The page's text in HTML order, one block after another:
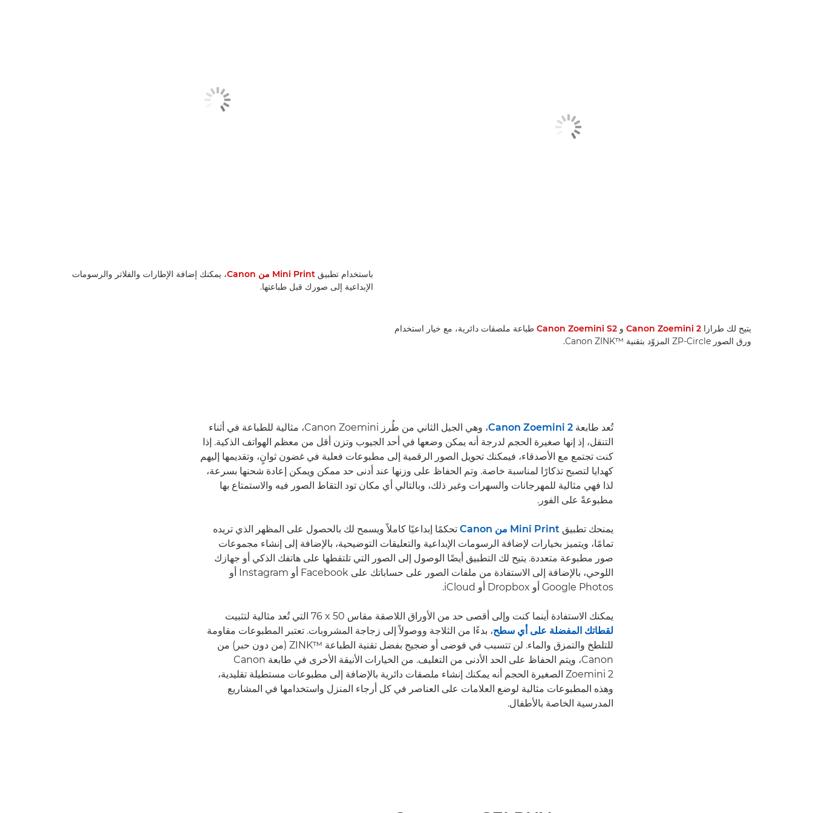
يتيح لك طرازا Canon Zoemini 2 و Canon Zoemini S2 طباعة ملصقات دائرية، مع خيار استخدام
ورق الصور ZP-Circle المزوّد بتقنية Canon ZINK™‎.
باستخدام تطبيق Mini Print من Canon
، يمكنك إضافة الإطارات والفلاتر والرسومات
الإبداعية إلى صورك قبل طباعتها.
تُعد طابعة Canon Zoemini 2
، وهي الجيل الثاني من طُرز Canon Zoemini، مثالية للطباعة في أثناء
التنقل، إذ إنها صغيرة الحجم لدرجة أنه يمكن وضعها في أحد الجيوب وتزن أقل من معظم الهواتف الذكية. إذا
كنت تجتمع مع الأصدقاء، فيمكنك تحويل الصور الرقمية إلى مطبوعات فعلية في غضون ثوانٍ، وتقديمها إليهم
كهدايا لتصبح تذكارًا لمناسبة خاصة. وتم الحفاظ على وزنها عند أدنى حد ممكن ويمكن إعادة شحنها بسرعة،
لذا فهي مثالية للمهرجانات والسهرات وغير ذلك، وبالتالي أي مكان تود التقاط الصور فيه والاستمتاع بها
مطبوعةً على الفور.
يمنحك تطبيق Mini Print من Canon
تحكمًا إبداعيًا كاملاً ويسمح لك بالحصول على المظهر الذي تريده
تمامًا، ويتميز بخيارات لإضافة الرسومات الإبداعية والتعليقات التوضيحية، بالإضافة إلى إنشاء مجموعات
صور مطبوعة متعددة. يتيح لك التطبيق أيضًا الوصول إلى الصور التي تلتقطها على هاتفك الذكي أو جهازك
اللوحي، بالإضافة إلى الاستفادة من ملفات الصور على حساباتك على Facebook أو Instagram أو
Google Photos أو Dropbox أو iCloud.
يمكنك الاستفادة أينما كنت وإلى أقصى حد من الأوراق اللاصقة مقاس 50‏ x‏ 76 التي تُعد مثالية لتثبيت
لقطاتك المفضلة على أي سطح، بدءًا من الثلاجة ووصولاً إلى زجاجة المشروبات. تعتبر المطبوعات مقاومة
للتلطخ والتمزق والماء. لن تتسبب في فوضى أو ضجيج بفضل تقنية الطباعة ZINK™‎ (من دون حبر) من
Canon، ويتم الحفاظ على الحد الأدنى من التغليف. من الخيارات الأنيقة الأخرى في طابعة Canon
Zoemini 2 الصغيرة الحجم أنه يمكنك إنشاء ملصقات دائرية بالإضافة إلى مطبوعات مستطيلة تقليدية،
وهذه المطبوعات مثالية لوضع العلامات على العناصر في كل أرجاء المنزل واستخدامها في المشاريع
المدرسية الخاصة بالأطفال.